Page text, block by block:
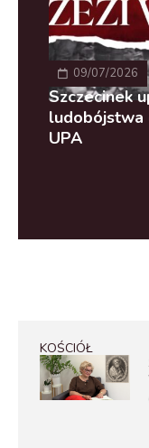
09/07/2026
Szczecinek
ludobójstwa
UPA
KOŚCIÓŁ